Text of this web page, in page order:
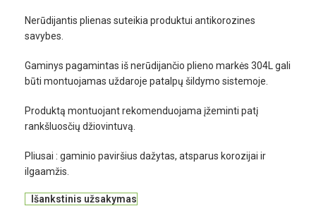
Nerūdijantis plienas suteikia produktui antikorozines
savybes.
Gaminys pagamintas iš nerūdijančio plieno markės 304L gali
būti montuojamas uždaroje patalpų šildymo sistemoje.
Produktą montuojant rekomenduojama įžeminti patį
rankšluosčių džiovintuvą.
Pliusai : gaminio paviršius dažytas, atsparus korozijai ir
ilgaamžis.
Išankstinis užsakymas